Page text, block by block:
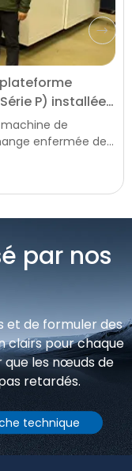
P) installée
locale
de
enfermée de
et mise en service
clé en
de
à l'industrie
face à une forte
et la
par nos
et de formuler des
clairs pour chaque
les nœuds de
retardés.
technique